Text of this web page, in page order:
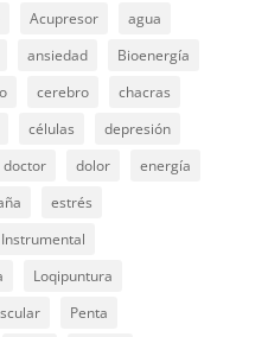
Acupresor
agua
ansiedad
Bioenergía
cerebro
chacras
células
depresión
doctor dolor
energía
estrés
Instrumental
Loqipuntura
Penta